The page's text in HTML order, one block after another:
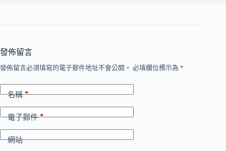
發佈留言
發佈留言必須填寫的電子郵件地址不會公開。 必填欄位標示為 *
名稱*
電子郵件*
網站